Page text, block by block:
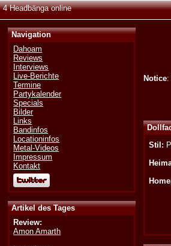
4 Headbänga online
Navigation
Dahoam
Reviews
Interviews
Live-Berichte
Termine
Partykalender
Specials
Bilder
Links
Bandinfos
Locationinfos
Metal-Videos
Impressum
Kontakt
Artikel des Tages
Review:
Amon Amarth
Notice:
Stil: